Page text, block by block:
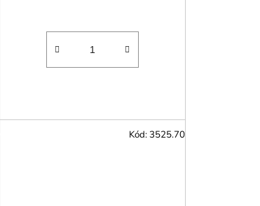
Kód:3525.70